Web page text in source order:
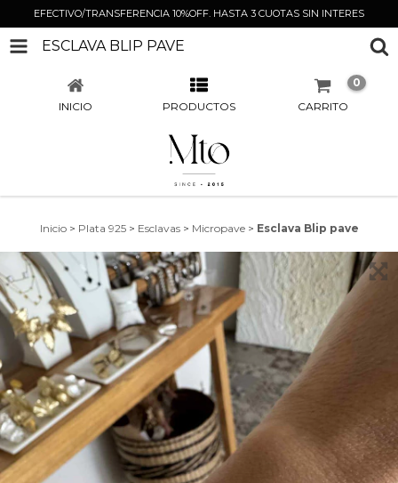
EFECTIVO/TRANSFERENCIA 10%OFF. HASTA 3 CUOTAS SIN INTERES
ESCLAVA BLIP PAVE
INICIO PRODUCTOS CARRITO
0
Inicio > Plata 925 > Esclavas > Micropave > Esclava Blip pave